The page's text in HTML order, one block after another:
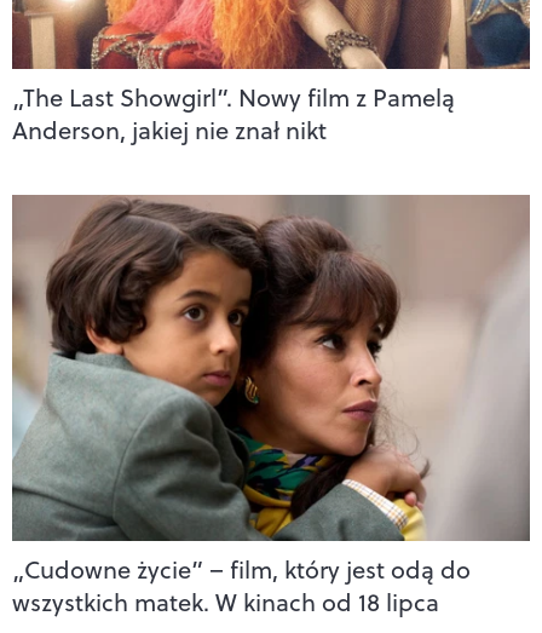
„The Last Showgirl”. Nowy film z Pamelą
Anderson, jakiej nie znał nikt
„Cudowne życie” – film, który jest odą do
wszystkich matek. W kinach od 18 lipca